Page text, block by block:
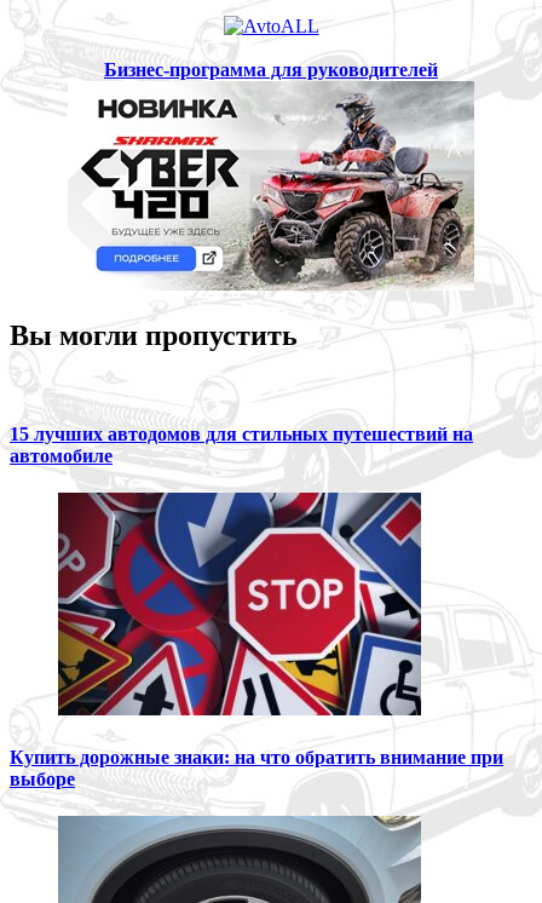
Бизнес-программа для руководителей
Вы могли пропустить
15 лучших автодомов для стильных путешествий на
автомобиле
Купить дорожные знаки: на что обратить внимание при
выборе